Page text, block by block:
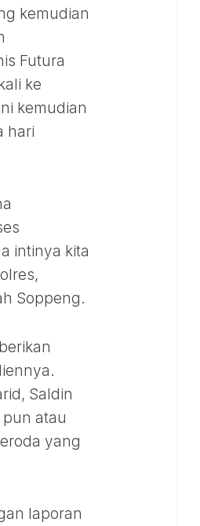
kemudian
Futura
ke
kemudian
hari
intinya kita
Soppeng.
Saldin
atau
yang
laporan